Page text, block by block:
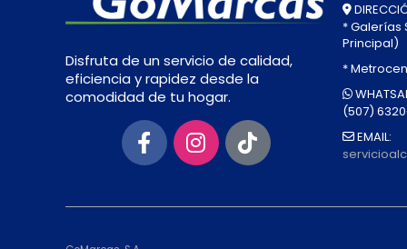
Disfruta de un servicio de calidad,
eficiencia y rapidez desde la
comodidad de tu hogar.
* Galerías
Principal)
*
(507)
EMAIL: